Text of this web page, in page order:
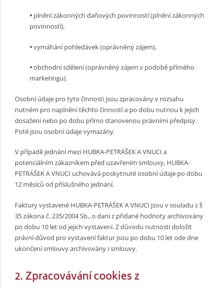
• plnění zákonných daňových povinností (plnění zákonných
povinností),
•vymáhání pohledávek (oprávněný zájem),
•obchodní sdělení (oprávněný zájem v podobě přímého
marketingu).
Osobní údaje pro tyto činnosti jsou zpracovány v rozsahu
nutném pro naplnění těchto činností a po dobu nutnou k jejich
dosažení nebo po dobu přímo stanovenou právními předpisy.
Poté jsou osobní údaje vymazány.
V případě jednání mezi HUBKA-PETRÁŠEK A VNUCI a
potenciálním zákazníkem před uzavřením smlouvy, HUBKA-
PETRÁŠEK A VNUCI uchovává poskytnuté osobní údaje po dobu
12 měsíců od příslušného jednání.
Faktury vystavené HUBKA-PETRÁŠEK A VNUCI jsou v souladu s §
35 zákona č. 235/2004 Sb., o dani z přidané hodnoty archivovány
po dobu 10 let od jejich vystavení. Z důvodu nutnosti doložit
právní důvod pro vystavení faktur jsou po dobu 10 let ode dne
ukončení smlouvy archivovány i smlouvy.
2. Zpracovávání cookies z